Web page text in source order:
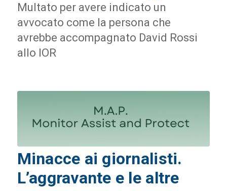
Multato per avere indicato un
avvocato come la persona che
avrebbe accompagnato David Rossi
allo IOR
Minacce ai giornalisti.
L’aggravante e le altre